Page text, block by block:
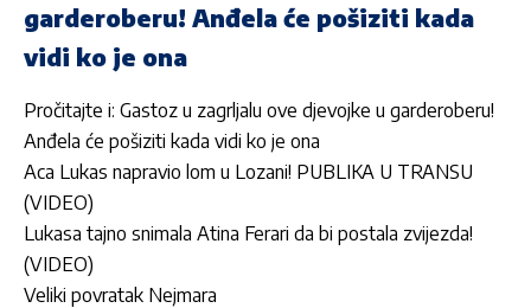
garderoberu! Anđela će pošiziti kada
vidi ko je ona
Pročitajte i: Gastoz u zagrljalu ove djevojke u garderoberu!
Anđela će pošiziti kada vidi ko je ona
Aca Lukas napravio lom u Lozani! PUBLIKA U TRANSU
(VIDEO)
Lukasa tajno snimala Atina Ferari da bi postala zvijezda!
(VIDEO)
Veliki povratak Nejmara